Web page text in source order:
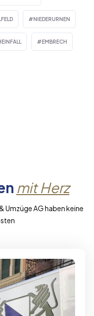
NIEDERURNEN
EMBRECH
mit Herz
Umzüge AG haben keine